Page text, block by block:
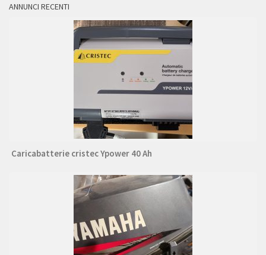
ANNUNCI RECENTI
Caricabatterie cristec Ypower 40 Ah